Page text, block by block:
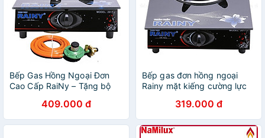
Bếp Gas Hồng Ngoại Đơn
Cao Cấp RaiNy – Tặng bộ
409.000 đ
Bếp gas đơn hồng ngoại
Rainy mặt kiếng cường lực
chính hãng319.000 đ